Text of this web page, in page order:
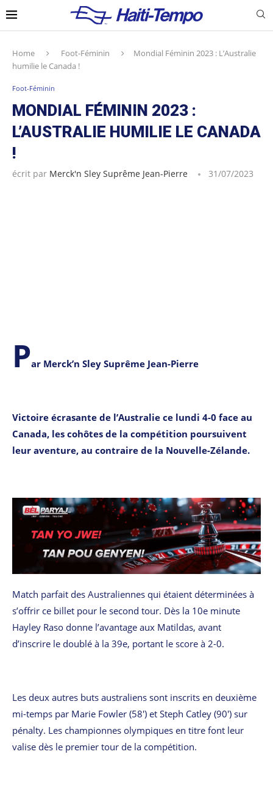
Home Foot-Féminin
Mondial Féminin 2023 : L’Australie
humilie le Canada !
Foot-Féminin
MONDIAL FÉMININ 2023 :
L’AUSTRALIE HUMILIE LE CANADA
!
écrit par Merck'n Sley Suprême Jean-Pierre 31/07/2023
Par Merck’n Sley Suprême Jean-Pierre
Victoire écrasante de l’Australie ce lundi 4-0 face au
Canada, les cohôtes de la compétition poursuivent
leur aventure, au contraire de la Nouvelle-Zélande.
Match parfait des Australiennes qui étaient déterminées à
s’offrir ce billet pour le second tour. Dès la 10e minute
Hayley Raso donne l’avantage aux Matildas, avant
d’inscrire le doublé à la 39e, portant le score à 2-0.
Les deux autres buts australiens sont inscrits en deuxième
mi-temps par Marie Fowler (58′) et Steph Catley (90′) sur
pénalty. Les championnes olympiques en titre font leur
valise dès le premier tour de la compétition.